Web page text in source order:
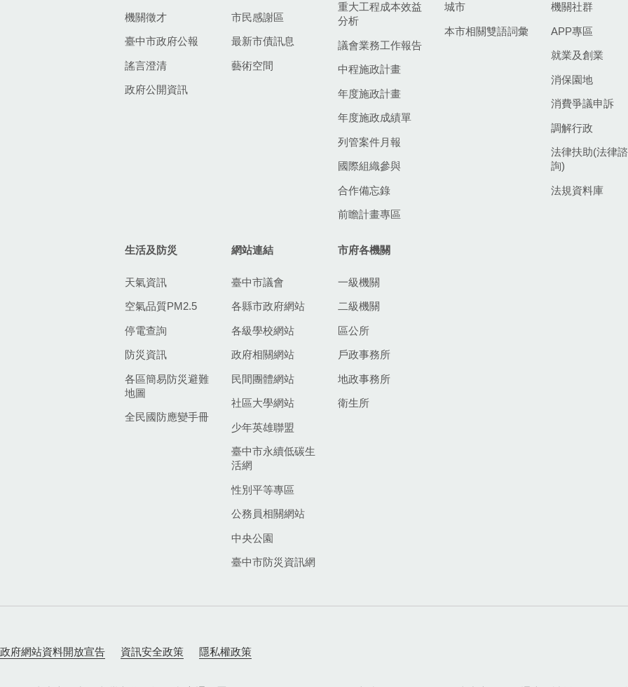
機關徵才
臺中市政府公報
謠言澄清
政府公開資訊
市民感謝區
最新市債訊息
藝術空間
重大工程成本效益
分析
議會業務工作報告
中程施政計畫
年度施政計畫
年度施政成績單
列管案件月報
國際組織參與
合作備忘錄
前瞻計畫專區
城市
本市相關雙語詞彙
機關社群
APP專區
就業及創業
消保園地
消費爭議申訴
調解行政
法律扶助(法律諮
詢)
法規資料庫
生活及防災
天氣資訊
空氣品質PM2.5
停電查詢
防災資訊
各區簡易防災避難
地圖
全民國防應變手冊
網站連結
臺中市議會
各縣市政府網站
各級學校網站
政府相關網站
民間團體網站
社區大學網站
少年英雄聯盟
臺中市永續低碳生
活網
性別平等專區
公務員相關網站
中央公園
臺中市防災資訊網
市府各機關
一級機關
二級機關
區公所
戶政事務所
地政事務所
衛生所
政府網站資料開放宣告 資訊安全政策 隱私權政策